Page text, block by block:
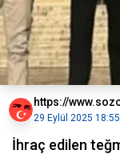
https://
29 Eylül 2025 18:55
İhraç edilen